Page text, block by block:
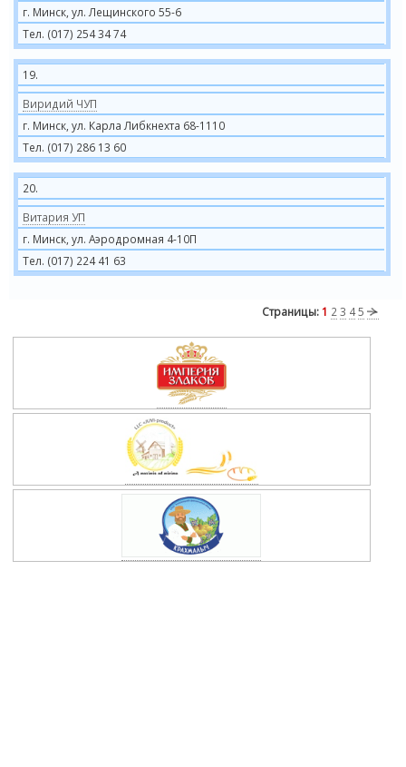
г. Минск, ул. Лещинского 55-6
Тел. (017) 254 34 74
19.
Виридий ЧУП
г. Минск, ул. Карла Либкнехта 68-1110
Тел. (017) 286 13 60
20.
Витария УП
г. Минск, ул. Аэродромная 4-10П
Тел. (017) 224 41 63
Страницы: 1 2 3 45